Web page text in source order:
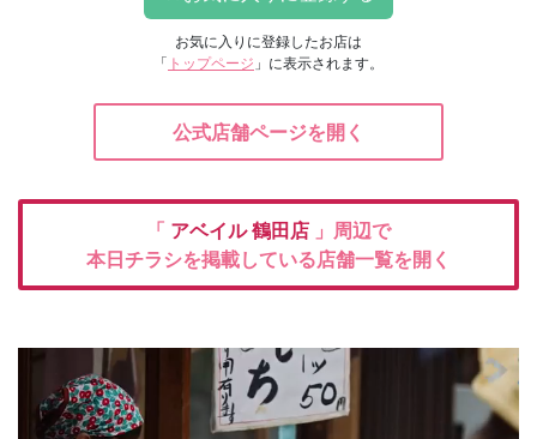
お気に入りに登録したお店は
「 トップページ 」に表示されます。
公式店舗ページを開く
「 アベイル鶴田店 」周辺で
本日チラシを掲載している店舗一覧を開く